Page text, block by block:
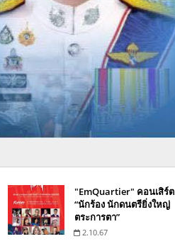
"EmQuartier" คอนเสิร์ต
“นักร้อง นักดนตรียิ่งใหญ่
ตระการตา”
2.10.67